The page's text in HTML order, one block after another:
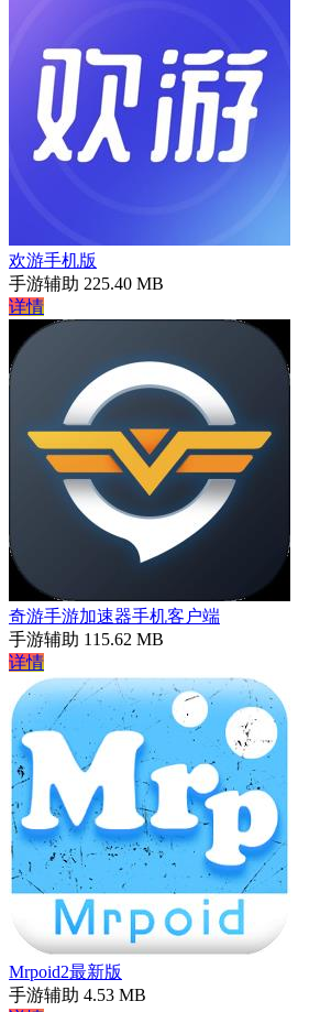
欢游手机版
手游辅助 225.40 MB
详情
奇游手游加速器手机客户端
手游辅助 115.62 MB
详情
Mrpoid2最新版
手游辅助 4.53 MB